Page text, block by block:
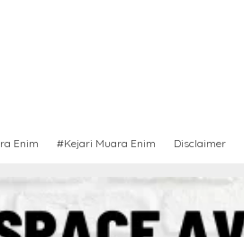
Enim #Kejari Muara Enim Disclaimer